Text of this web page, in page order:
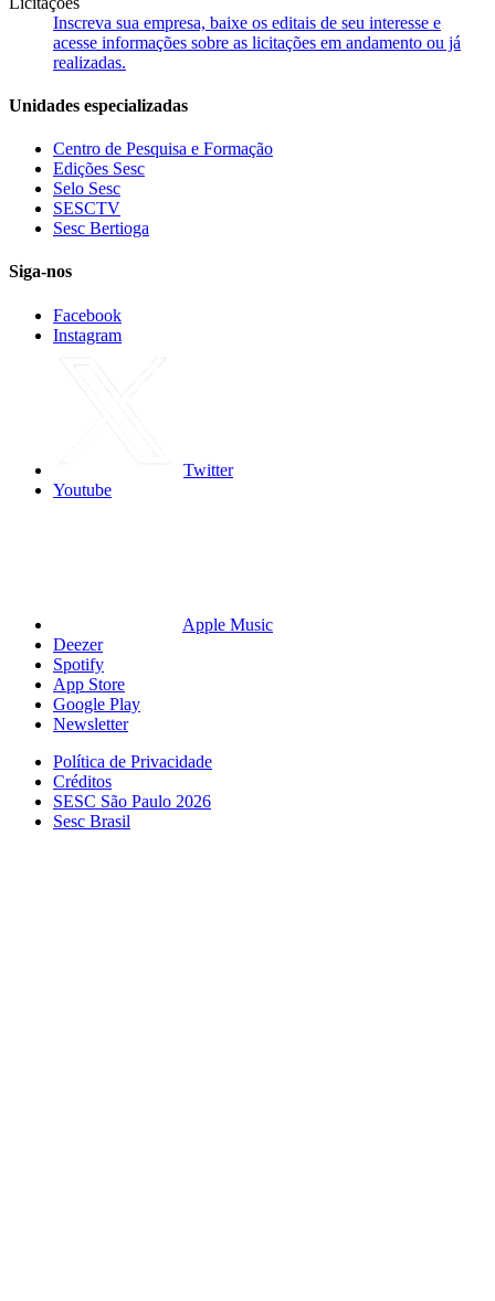
Inscreva sua empresa, baixe os editais de seu interesse e
acesse informações sobre as licitações em andamento ou já
realizadas.
Unidades especializadas
Centro de Pesquisa e Formação
Edições Sesc
Selo Sesc
SESCTV
Sesc Bertioga
Siga-nos
Facebook
Instagram
Twitter
Youtube
Apple Music
Deezer
Spotify
App Store
Google Play
Newsletter
Política de Privacidade
Créditos
SESC São Paulo 2026
Sesc Brasil